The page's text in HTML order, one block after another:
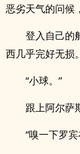
恶劣天气的问候
登入自己的
西几乎完好无损。
“小球。”
跟上阿尔萨
“嗅一下罗